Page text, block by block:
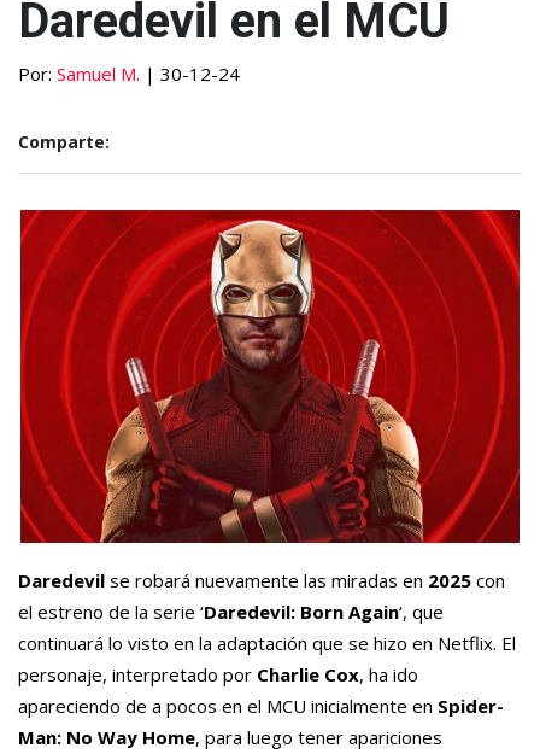
Daredevil en el MCU
Por: Samuel M. | 30-12-24
Comparte:
Daredevil se robará nuevamente las miradas en 2025 con
el estreno de la serie ‘Daredevil: Born Again‘, que
continuará lo visto en la adaptación que se hizo en Netflix. El
personaje, interpretado por Charlie Cox, ha ido
apareciendo de a pocos en el MCU inicialmente en Spider-
Man: No Way Home, para luego tener apariciones